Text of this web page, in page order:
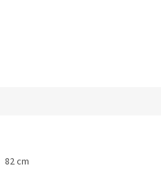
82 cm